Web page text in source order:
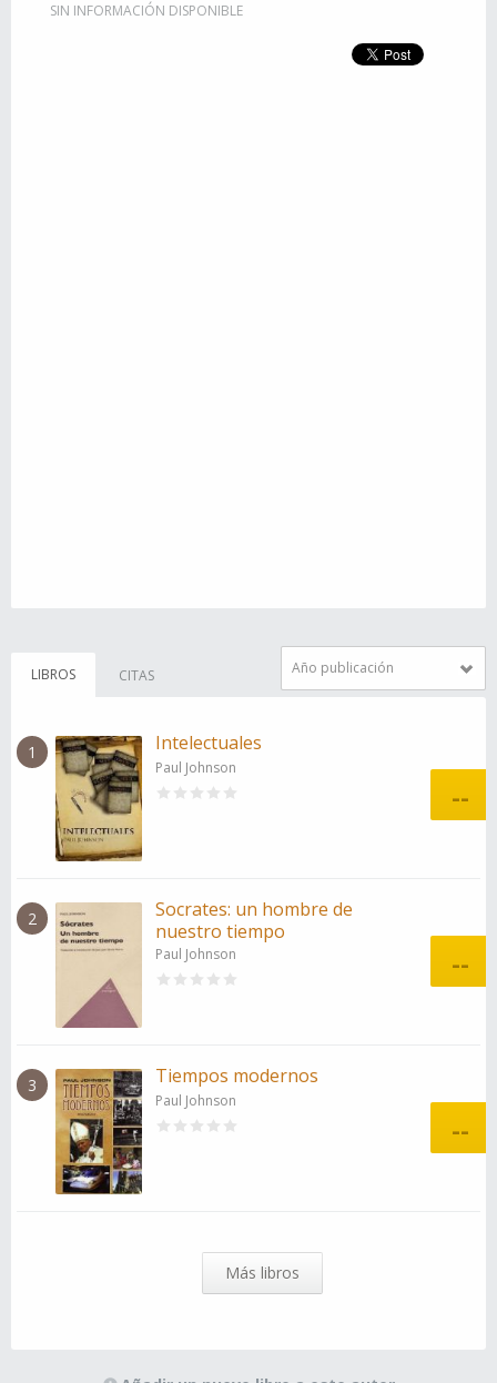
SIN INFORMACIÓN DISPONIBLE
LIBROS CITAS Año publicación
1 Intelectuales
Paul Johnson
--
2
Socrates: un hombre de
nuestro tiempo
Paul Johnson --
3 Tiempos modernos
Paul Johnson
--
Más libros